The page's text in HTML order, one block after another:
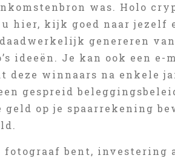
was. Holo
hier, kijk goed naar jezelf
genereren
ideeën. Je kan ook een
deze winnaars na enkele
gespreid
op je spaarrekening
fotograaf bent, investering